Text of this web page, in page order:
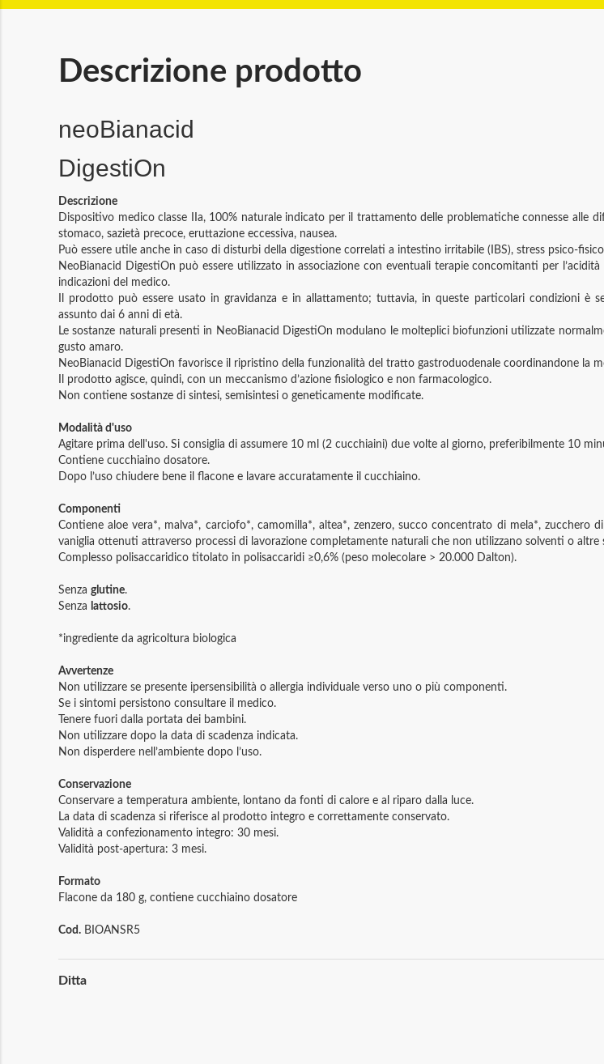
Descrizione prodotto
neoBianacid
DigestiOn
Descrizione
Dispositivo medico classe IIa, 100% naturale indicato per il trattamento delle problematiche connesse alle
stomaco, sazietà precoce, eruttazione eccessiva, nausea.
Può essere utile anche in caso di disturbi della digestione correlati a intestino irritabile (IBS), stress psico-
NeoBianacid DigestiOn può essere utilizzato in associazione con eventuali terapie concomitanti per
indicazioni del medico.
Il prodotto può essere usato in gravidanza e in allattamento; tuttavia, in queste particolari condizioni è
assunto dai 6 anni di età.
Le sostanze naturali presenti in NeoBianacid DigestiOn modulano le molteplici biofunzioni utilizzate
gusto amaro.
NeoBianacid DigestiOn favorisce il ripristino della funzionalità del tratto gastroduodenale coordinandone la
Il prodotto agisce, quindi, con un meccanismo d’azione fisiologico e non farmacologico.
Non contiene sostanze di sintesi, semisintesi o geneticamente modificate.
Modalità d'uso
Agitare prima dell'uso. Si consiglia di assumere 10 ml (2 cucchiaini) due volte al giorno, preferibilmente 10
Contiene cucchiaino dosatore.
Dopo l’uso chiudere bene il flacone e lavare accuratamente il cucchiaino.
Componenti
Contiene aloe vera*, malva*, carciofo*, camomilla*, altea*, zenzero, succo concentrato di mela*, zucchero
vaniglia ottenuti attraverso processi di lavorazione completamente naturali che non utilizzano solventi o altre
Complesso polisaccaridico titolato in polisaccaridi ≥0,6% (peso molecolare > 20.000 Dalton).
Senza glutine.
Senza lattosio.
*ingrediente da agricoltura biologica
Avvertenze
Non utilizzare se presente ipersensibilità o allergia individuale verso uno o più componenti.
Se i sintomi persistono consultare il medico.
Tenere fuori dalla portata dei bambini.
Non utilizzare dopo la data di scadenza indicata.
Non disperdere nell’ambiente dopo l’uso.
Conservazione
Conservare a temperatura ambiente, lontano da fonti di calore e al riparo dalla luce.
La data di scadenza si riferisce al prodotto integro e correttamente conservato.
Validità a confezionamento integro: 30 mesi.
Validità post-apertura: 3 mesi.
Formato
Flacone da 180 g, contiene cucchiaino dosatore
Cod. BIOANSR5
Informazioni
Ditta